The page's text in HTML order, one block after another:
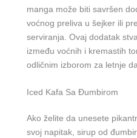
manga može biti savršen
voćnog preliva u šejker ili
serviranja. Ovaj dodatak
između voćnih i kremastih
odličnim izborom za letnje
Iced Kafa Sa Đumbirom
Ako želite da unesete
svoj napitak, sirup od